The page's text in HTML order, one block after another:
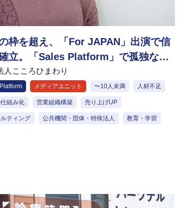
枠を超え、「For JAPAN」出演で信
立。「Sales Platform」で孤独な営
脱却し、組織のメンタル課題を解決
人こころひまわり
メディアユニット 〜10人未満 人材不足
組み化 営業組織構築 売り上げUP
ティング 公共機関・団体・特殊法人 教育・学習